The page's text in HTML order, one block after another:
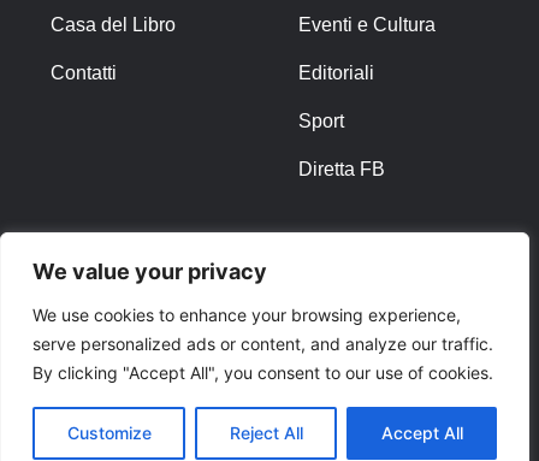
We value your privacy
We use cookies to enhance your browsing experience,
serve personalized ads or content, and analyze our traffic.
By clicking "Accept All", you consent to our use of cookies.
Customize Reject All Accept All
Casa del Libro
Contatti
Eventi e Cultura
Editoriali
Sport
Diretta FB
Privacy Policy